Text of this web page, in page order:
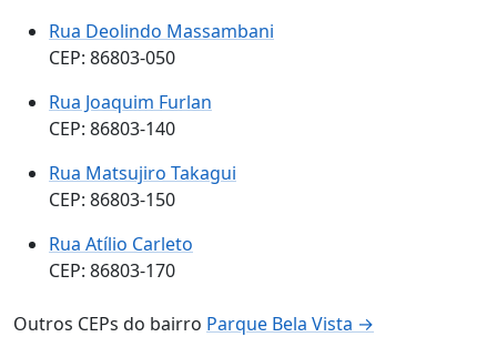
Rua Deolindo Massambani
CEP: 86803-050
Rua Joaquim Furlan
CEP: 86803-140
Rua Matsujiro Takagui
CEP: 86803-150
Rua Atílio Carleto
CEP: 86803-170
Outros CEPs do bairro Parque Bela Vista →